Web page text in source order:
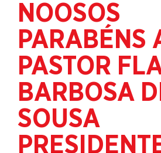
NOOSOS
PARABÉNS
PASTOR
BARBOSA
SOUSA